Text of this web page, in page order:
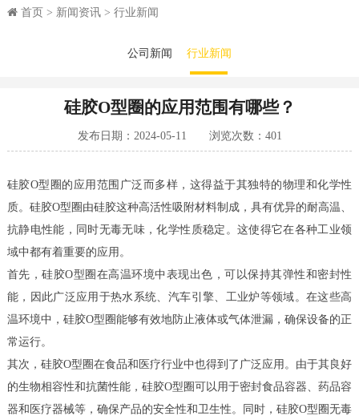
首页 > 新闻资讯> 行业新闻
公司新闻 行业新闻
硅胶O型圈的应用范围有哪些？
发布日期：2024-05-11 浏览次数： 401
硅胶O型圈的应用范围广泛而多样，这得益于其独特的物理和化学性
质。硅胶O型圈由硅胶这种高活性吸附材料制成，具有优异的耐高温、
抗静电性能，同时无毒无味，化学性质稳定。这使得它在各种工业领
域中都有着重要的应用。
首先，硅胶O型圈在高温环境中表现出色，可以保持其弹性和密封性
能，因此广泛应用于热水系统、汽车引擎、工业炉等领域。在这些高
温环境中，硅胶O型圈能够有效地防止液体或气体泄漏，确保设备的正
常运行。
其次，硅胶O型圈在食品和医疗行业中也得到了广泛应用。由于其良好
的生物相容性和抗菌性能，硅胶O型圈可以用于密封食品容器、药品容
器和医疗器械等，确保产品的安全性和卫生性。同时，硅胶O型圈无毒